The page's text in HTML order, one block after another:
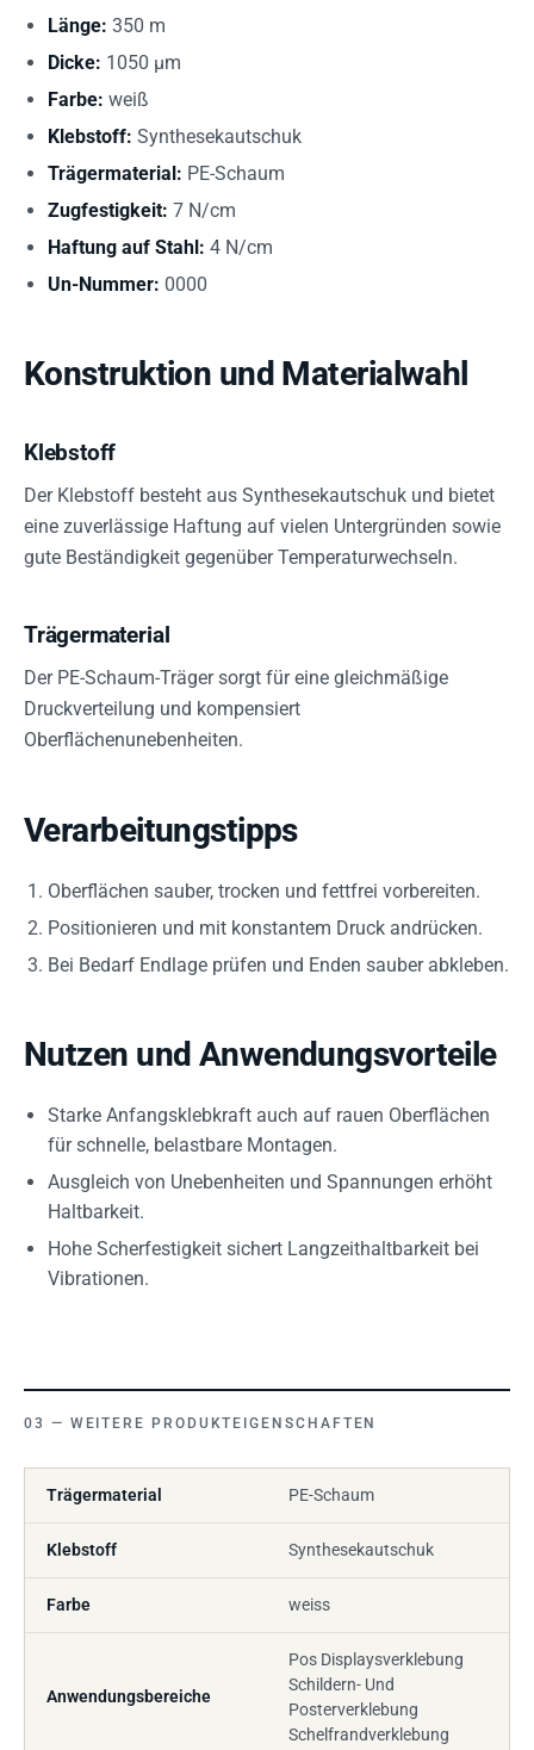
Länge: 350 m
Dicke: 1050 µm
Farbe: weiß
Klebstoff: Synthesekautschuk
Trägermaterial: PE-Schaum
Zugfestigkeit: 7 N/cm
Haftung auf Stahl: 4 N/cm
Un-Nummer: 0000
Konstruktion und Materialwahl
Klebstoff
Der Klebstoff besteht aus Synthesekautschuk und bietet
eine zuverlässige Haftung auf vielen Untergründen sowie
gute Beständigkeit gegenüber Temperaturwechseln.
Trägermaterial
Der PE-Schaum-Träger sorgt für eine gleichmäßige
Druckverteilung und kompensiert
Oberflächenunebenheiten.
Verarbeitungstipps
Oberflächen sauber, trocken und fettfrei vorbereiten.
Positionieren und mit konstantem Druck andrücken.
Bei Bedarf Endlage prüfen und Enden sauber abkleben.
Nutzen und Anwendungsvorteile
Starke Anfangsklebkraft auch auf rauen Oberflächen
für schnelle, belastbare Montagen.
Ausgleich von Unebenheiten und Spannungen erhöht
Haltbarkeit.
Hohe Scherfestigkeit sichert Langzeithaltbarkeit bei
Vibrationen.
WEITERE PRODUKTEIGENSCHAFTEN
Trägermaterial PE-Schaum
Klebstoff Synthesekautschuk
Farbe weiss
Anwendungsbereiche
Pos Displaysverklebung
Schildern- Und
Posterverklebung
Schelfrandverklebung